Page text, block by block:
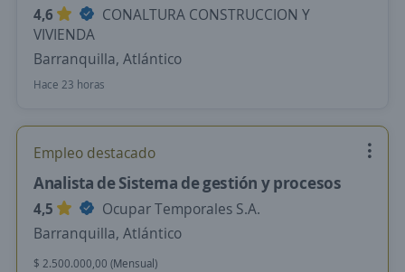
4,6
CONALTURA CONSTRUCCION Y
VIVIENDA
Barranquilla, Atlántico
Hace 23 horas
Empleo destacado
Analista de Sistema de gestión y procesos
4,5
Ocupar Temporales S.A.
Barranquilla, Atlántico
$ 2.500.000,00 (Mensual)